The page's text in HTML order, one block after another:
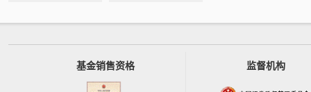
基金销售资格 监督机构